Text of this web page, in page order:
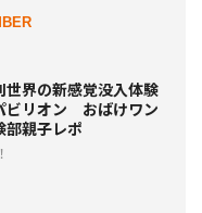
世界の新感覚没入体験
ビリオン おばけワン
部親子レポ